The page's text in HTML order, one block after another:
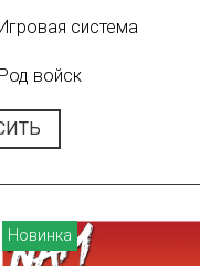
Игровая система
Род войск
Новинка